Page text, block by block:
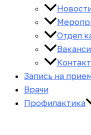
Отдел
Запись на
Врачи
Профилактика